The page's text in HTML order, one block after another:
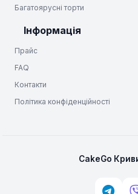
Багатоярусні торти
Інформація
Прайс
FAQ
Контакти
Політика конфіденційності
CakeGo